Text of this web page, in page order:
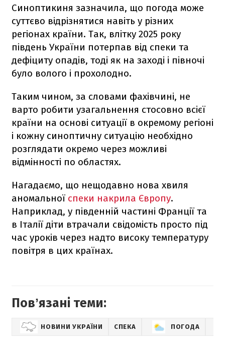
Синоптикиня зазначила, що погода може
суттєво відрізнятися навіть у різних
регіонах країни. Так, влітку 2025 року
південь України потерпав від спеки та
дефіциту опадів, тоді як на заході і півночі
було волого і прохолодно.
Таким чином, за словами фахівчині, не
варто робити узагальнення стосовно всієї
країни на основі ситуації в окремому регіоні
і кожну синоптичну ситуацію необхідно
розглядати окремо через можливі
відмінності по областях.
Нагадаємо, що нещодавно нова хвиля
аномальної спеки накрила Європу.
Наприклад, у південній частині Франції та
в Італії діти втрачали свідомість просто під
час уроків через надто високу температуру
повітря в цих країнах.
Повʼязані теми:
НОВИНИ УКРАЇНИ СПЕКА ПОГОДА